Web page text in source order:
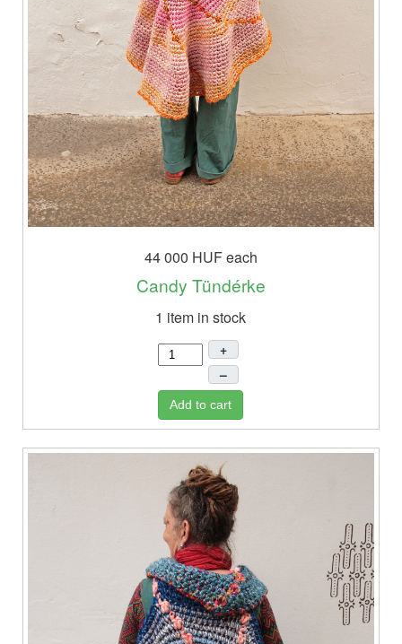
44 000 HUFeach
Candy Tündérke
1 item in stock
+
–
Add to cart